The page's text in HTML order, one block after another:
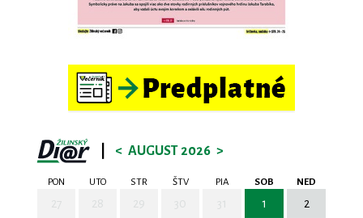
< AUGUST 2026 >
PON UTO STR ŠTV PIA SOB NED
1 2